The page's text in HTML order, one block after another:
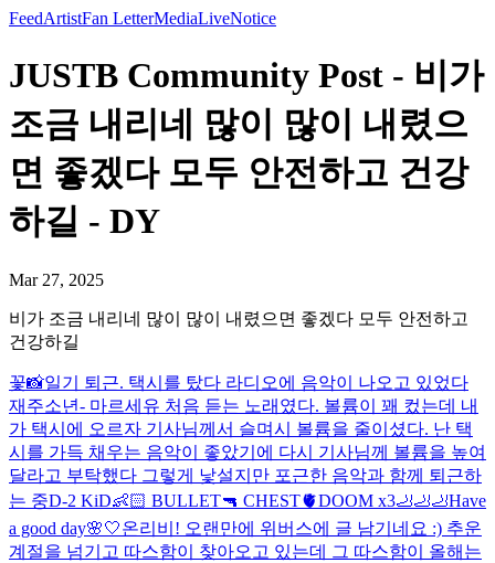
FeedArtistFan LetterMediaLiveNotice
JUSTB Community Post - 비가
조금 내리네 많이 많이 내렸으
면 좋겠다 모두 안전하고 건강
하길 - DY
Mar 27, 2025
비가 조금 내리네 많이 많이 내렸으면 좋겠다 모두 안전하고
건강하길
꽃📸일기 퇴근. 택시를 탔다 라디오에 음악이 나오고 있었다
재주소년- 마르세유 처음 듣는 노래였다. 볼륨이 꽤 컸는데 내
가 택시에 오르자 기사님께서 슬며시 볼륨을 줄이셨다. 난 택
시를 가득 채우는 음악이 좋았기에 다시 기사님께 볼륨을 높여
달라고 부탁했다 그렇게 낯설지만 포근한 음악과 함께 퇴근하
는 중D-2 KiD👶🏻 BULLET🔫 CHEST🫀DOOM x3🦶🦶🦶Have
a good day🌸🤍온리비! 오랜만에 위버스에 글 남기네요 :) 추운
계절을 넘기고 따스함이 찾아오고 있는데 그 따스함이 올해는